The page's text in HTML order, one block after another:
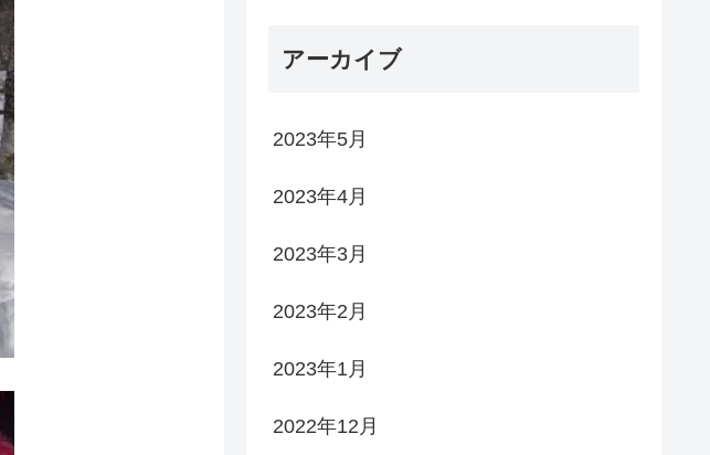
アーカイブ
2023年5月
2023年4月
2023年3月
2023年2月
2023年1月
2022年12月